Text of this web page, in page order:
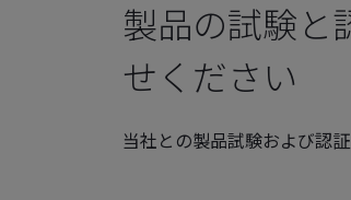
製品の試験と
せください
当社との製品試験および認